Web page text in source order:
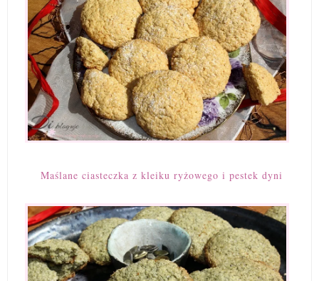
Maślane ciasteczka z kleiku ryżowego i pestek dyni